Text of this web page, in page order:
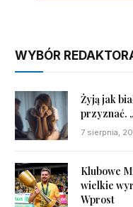
WYBÓR
Żyją jak
przyznać.
7 sierpnia,
Klubowe
wielkie
Wprost